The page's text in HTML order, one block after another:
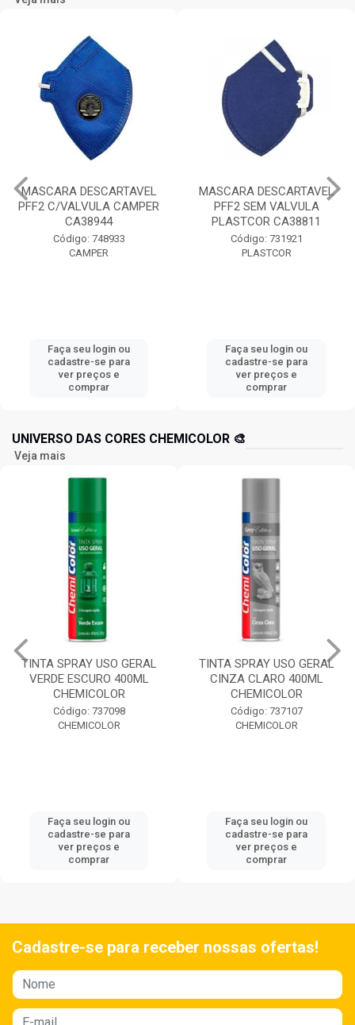
MASCARA DESCARTAVEL
PFF2 C/VALVULA CAMPER
CA38944
Código: 748933
CAMPER
Faça seu login ou
cadastre-se para
ver preços e
comprar
MASCARA DESCARTAVEL
PFF2 SEM VALVULA
PLASTCOR CA38811
Código: 731921
PLASTCOR
Faça seu login ou
cadastre-se para
ver preços e
comprar
UNIVERSO DAS CORES CHEMICOLOR 🎨
Veja mais
TINTA SPRAY USO GERAL
VERDE ESCURO 400ML
CHEMICOLOR
Código: 737098
CHEMICOLOR
Faça seu login ou
cadastre-se para
ver preços e
comprar
TINTA SPRAY USO GERAL
CINZA CLARO 400ML
CHEMICOLOR
Código: 737107
CHEMICOLOR
Faça seu login ou
cadastre-se para
ver preços e
comprar
Cadastre-se para receber nossas ofertas!